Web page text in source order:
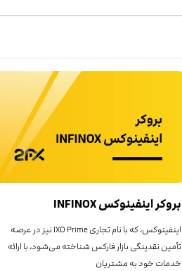
بروکر اینفینوکس INFINOX
اینفینوکس، که با نام تجاری IXO Prime نیز در عرصه
تأمین نقدینگی بازار فارکس شناخته می‌شود، با ارائه
خدمات خود به مشتریان